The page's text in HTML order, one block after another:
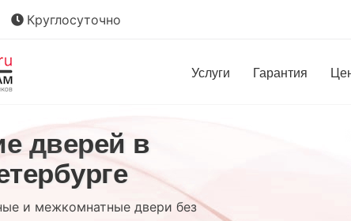
Круглосуточно
Услуги Гарантия
дверей в
и межкомнатные двери без